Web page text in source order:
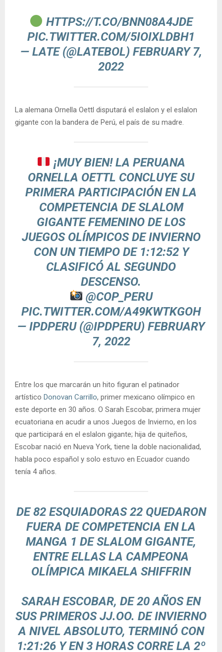
HTTPS://T.CO/BNN08A4JDE
PIC.TWITTER.COM/5IOIXLDBH1
— LATE (@LATEBOL) FEBRUARY 7,
2022
La alemana Ornella Oettl disputará el eslalon y el eslalon
gigante con la bandera de Perú, el país de su madre.
¡MUY BIEN! LA PERUANA
ORNELLA OETTL CONCLUYE SU
PRIMERA PARTICIPACIÓN EN LA
COMPETENCIA DE SLALOM
GIGANTE FEMENINO DE LOS
JUEGOS OLÍMPICOS DE INVIERNO
CON UN TIEMPO DE 1:12:52 Y
CLASIFICÓ AL SEGUNDO
DESCENSO.
@COP_PERU
PIC.TWITTER.COM/A49KWTKGOH
— IPDPERU (@IPDPERU) FEBRUARY
7, 2022
Entre los que marcarán un hito figuran el patinador
artístico Donovan Carrillo, primer mexicano olímpico en
este deporte en 30 años. O Sarah Escobar, primera mujer
ecuatoriana en acudir a unos Juegos de Invierno, en los
que participará en el eslalon gigante; hija de quiteños,
Escobar nació en Nueva York, tiene la doble nacionalidad,
habla poco español y solo estuvo en Ecuador cuando
tenía 4 años.
DE 82 ESQUIADORAS 22 QUEDARON
FUERA DE COMPETENCIA EN LA
MANGA 1 DE SLALOM GIGANTE,
ENTRE ELLAS LA CAMPEONA
OLÍMPICA MIKAELA SHIFFRIN
SARAH ESCOBAR, DE 20 AÑOS EN
SUS PRIMEROS JJ.OO. DE INVIERNO
A NIVEL ABSOLUTO, TERMINÓ CON
1:21:26 Y EN 3 HORAS CORRE LA 2º